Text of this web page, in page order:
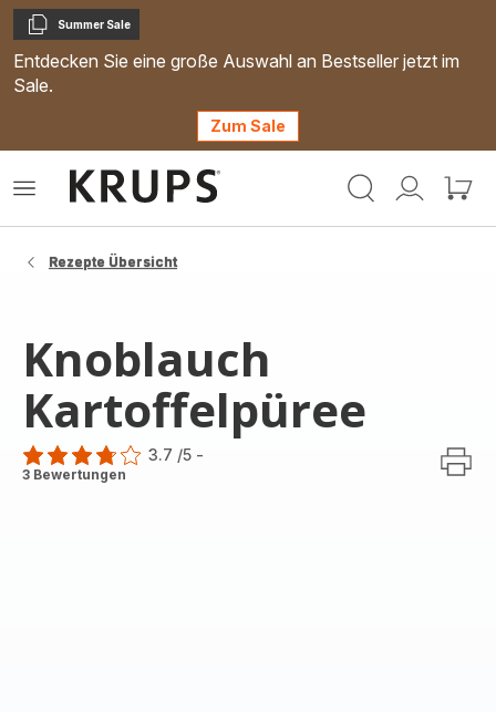
Kopieren
Summer Sale
Entdecken Sie eine große Auswahl an Bestseller jetzt im
Sale.
Zum Sale
Mein
Mein
Das
Rezepte Übersicht
Knoblauch
Kartoffelpüree
ratings.3.7
3.7 /5 -
3 Bewertungen